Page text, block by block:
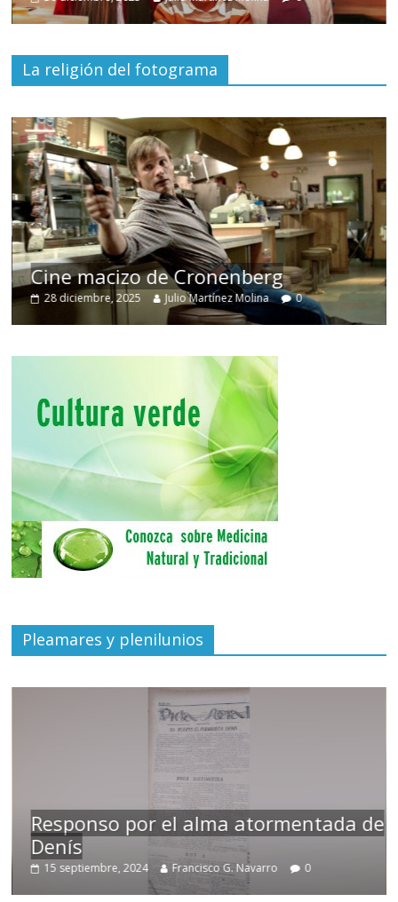
La religión del fotograma
Cine macizo de Cronenberg
28 diciembre, 2025 Julio Martínez Molina 0
Pleamares y plenilunios
Responso por el alma atormentada de
Denís
15 septiembre, 2024 Francisco G. Navarro 0